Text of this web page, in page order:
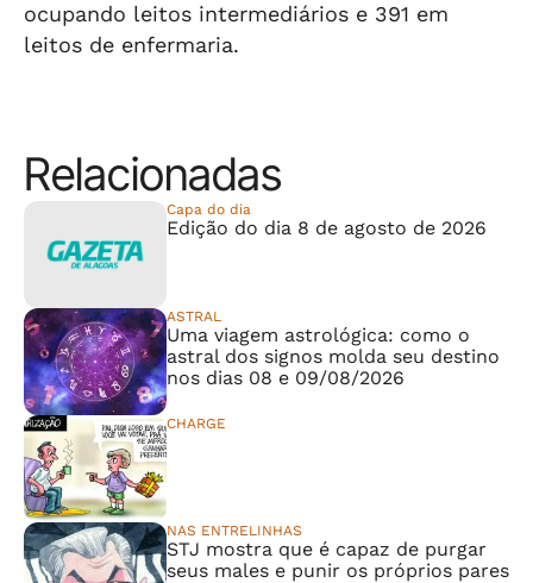
ocupando leitos intermediários e 391 em
leitos de enfermaria.
Relacionadas
Capa do dia
Edição do dia 8 de agosto de 2026
ASTRAL
Uma viagem astrológica: como o
astral dos signos molda seu destino
nos dias 08 e 09/08/2026
CHARGE
NAS ENTRELINHAS
STJ mostra que é capaz de purgar
seus males e punir os próprios pares